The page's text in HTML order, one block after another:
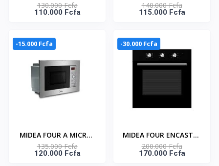
ASPIRANTE -DESIGN
FIN -GAZ_60M21
130.000 Fcfa
110.000 Fcfa
ASPIRANTE - 60CM -
GAZ_60M77
140.000 Fcfa
115.000 Fcfa
-15.000 Fcfa
MIDEA FOUR A MICRO-
ONDE ENCASTRE 17LT
ACIER INOXYDABLE -
135.000 Fcfa
120.000 Fcfa
-30.000 Fcfa
MIDEA FOUR ENCASTRE
NOIR 65L TACTILE-
ELECTRONIQUE –
200.000 Fcfa
170.000 Fcfa